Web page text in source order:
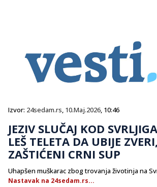
Izvor: 24sedam.rs, 10.Maj.2026, 10:46
JEZIV SLUČAJ KOD
LEŠ TELETA DA UBIJE
ZAŠTIĆENI CRNI SUP
Uhapšen muškarac zbog trovanja životinja na
Nastavak na 24sedam.rs...